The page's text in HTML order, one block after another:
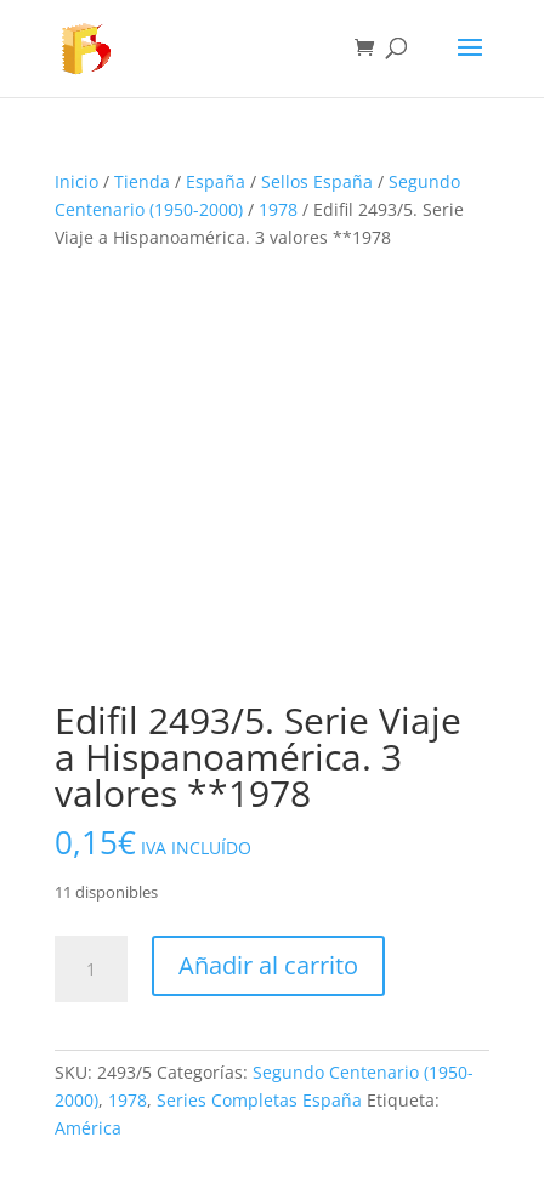
Inicio/ Tienda / España / Sellos España / Segundo
Centenario (1950-2000)/ 1978/ Edifil 2493/5. Serie
Viaje a Hispanoamérica. 3 valores **1978
Edifil 2493/5. Serie Viaje
a Hispanoamérica. 3
valores **1978
0,15€ IVA INCLUÍDO
11 disponibles
2493/5.
Hispanoamérica.
Añadir al carrito
SKU: 2493/5 Categorías: Segundo Centenario (1950-
2000), 1978, Series Completas España Etiqueta:
América